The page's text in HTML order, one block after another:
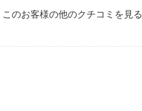
このお客様の他のクチコミを見る